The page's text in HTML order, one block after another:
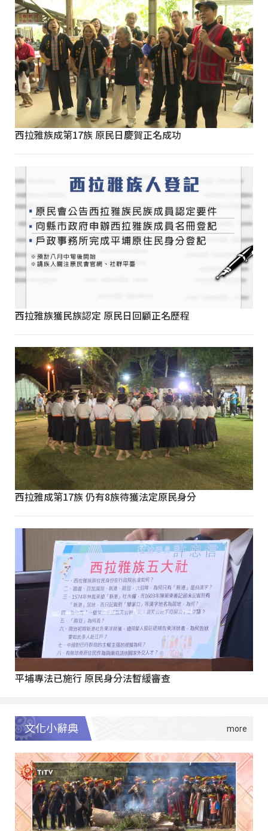
西拉雅族成第17族 原民日慶賀正名成功
西拉雅族獲民族認定 原民日回顧正名歷程
西拉雅成第17族 仍有8族待獲法定原民身分
平埔專法已施行 原民身分法暫緩審查
文化小辭典